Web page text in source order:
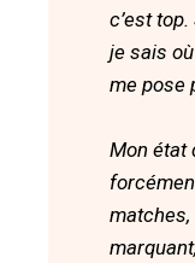
c’est
je sais
me pose
Mon état